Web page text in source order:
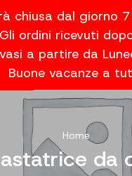
chiusa dal giorno
ordini ricevuti
a partire da
Buone vacanze a
Home
da